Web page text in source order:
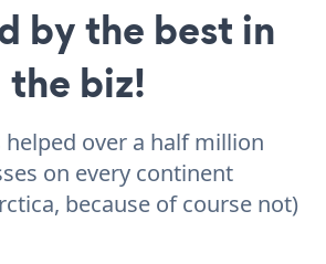
by the best in
the biz!
helped over a half million
on every continent
because of course not)